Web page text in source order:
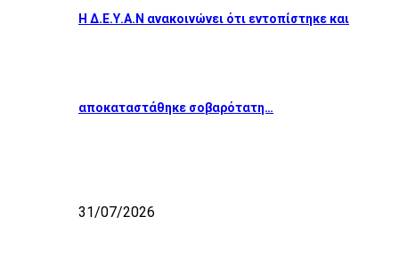
Η Δ.Ε.Υ.Α.Ν ανακοινώνει ότι εντοπίστηκε και
αποκαταστάθηκε σοβαρότατη…
31/07/2026